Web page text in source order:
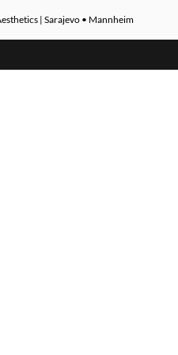
| Sarajevo • Mannheim